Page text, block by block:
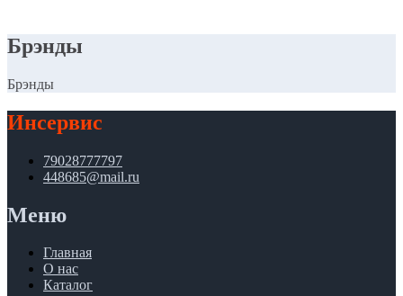
Брэнды
Брэнды
Инсервис
79028777797
448685@mail.ru
Меню
Главная
О нас
Каталог